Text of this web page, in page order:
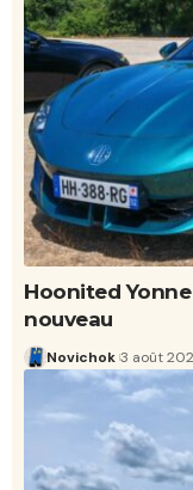
Hoonited Yonne
nouveau
Novichok 3 août